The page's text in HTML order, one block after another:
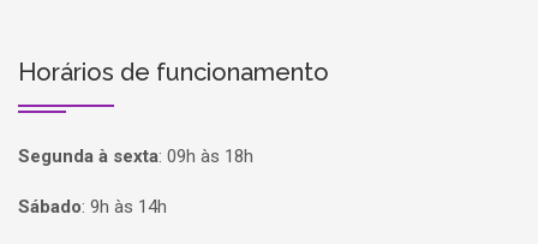
Horários de funcionamento
Segunda à sexta: 09h às 18h
Sábado: 9h às 14h